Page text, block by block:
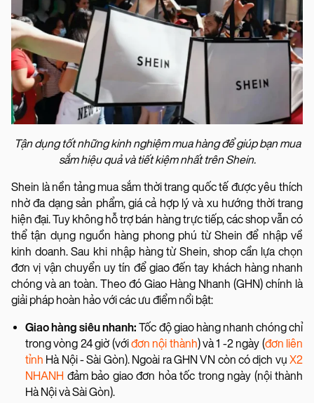
Tận dụng tốt những kinh nghiệm mua hàng để giúp bạn mua
sắm hiệu quả và tiết kiệm nhất trên Shein.
Shein là nền tảng mua sắm thời trang quốc tế được yêu thích
nhờ đa dạng sản phẩm, giá cả hợp lý và xu hướng thời trang
hiện đại. Tuy không hỗ trợ bán hàng trực tiếp, các shop vẫn có
thể tận dụng nguồn hàng phong phú từ Shein để nhập về
kinh doanh. Sau khi nhập hàng từ Shein, shop cần lựa chọn
đơn vị vận chuyển uy tín để giao đến tay khách hàng nhanh
chóng và an toàn. Theo đó Giao Hàng Nhanh (GHN) chính là
giải pháp hoàn hảo với các ưu điểm nổi bật:
Giao hàng siêu nhanh: Tốc độ giao hàng nhanh chóng chỉ
trong vòng 24 giờ (vớiđơn nội thành) và 1 -2 ngày (đơn liên
tỉnh Hà Nội - Sài Gòn). Ngoài ra GHN VN còn có dịch vụ X2
NHANH đảm bảo giao đơn hỏa tốc trong ngày (nội thành
Hà Nội và Sài Gòn).